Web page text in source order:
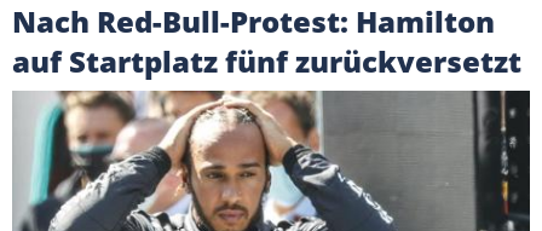
Nach Red-Bull-Protest: Hamilton
auf Startplatz fünf zurückversetzt